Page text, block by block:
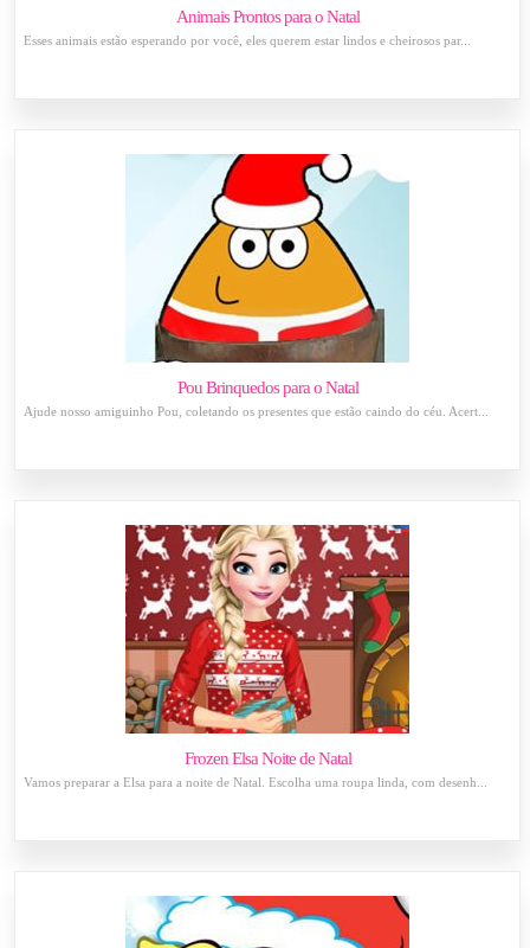
Animais Prontos para o Natal
Esses animais estão esperando por você, eles querem estar lindos e cheirosos par...
Pou Brinquedos para o Natal
Ajude nosso amiguinho Pou, coletando os presentes que estão caindo do céu. Acert...
Frozen Elsa Noite de Natal
Vamos preparar a Elsa para a noite de Natal. Escolha uma roupa linda, com desenh...